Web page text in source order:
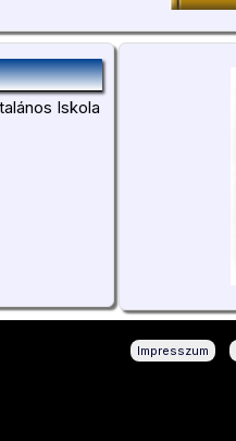
Iskola
Impresszum |